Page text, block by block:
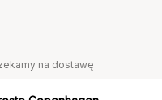
na dostawę